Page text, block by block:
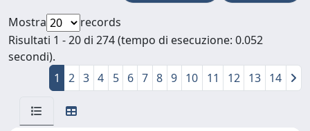
Mostra
records
Risultati 1 - 20 di 274 (tempo di esecuzione: 0.052
secondi).
1
2 3 4 5 6 7 8 9 10 11 12 13 14